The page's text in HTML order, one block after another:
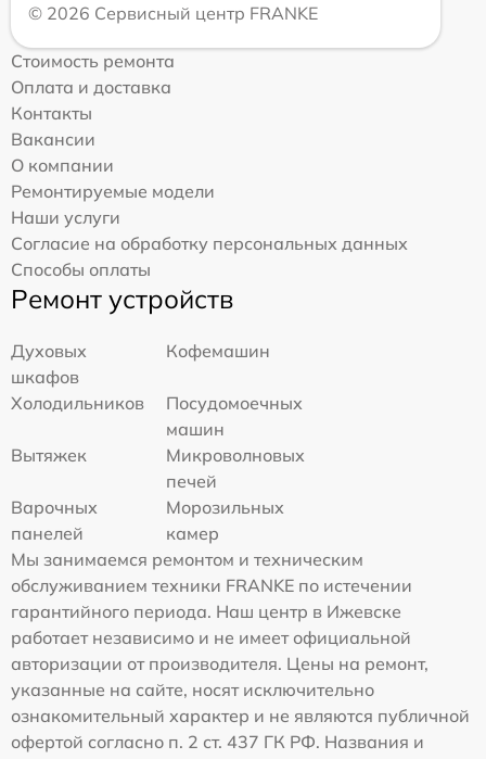
© 2026 Сервисный центр FRANKE
Стоимость ремонта
Оплата и доставка
Контакты
Вакансии
О компании
Ремонтируемые модели
Наши услуги
Согласие на обработку персональных данных
Способы оплаты
Ремонт устройств
Духовых
шкафов
Кофемашин
Холодильников
Посудомоечных
машин
Вытяжек
Микроволновых
печей
Варочных
панелей
Морозильных
камер
Мы занимаемся ремонтом и техническим
обслуживанием техники FRANKE по истечении
гарантийного периода. Наш центр в Ижевске
работает независимо и не имеет официальной
авторизации от производителя. Цены на ремонт,
указанные на сайте, носят исключительно
ознакомительный характер и не являются публичной
офертой согласно п. 2 ст. 437 ГК РФ. Названия и